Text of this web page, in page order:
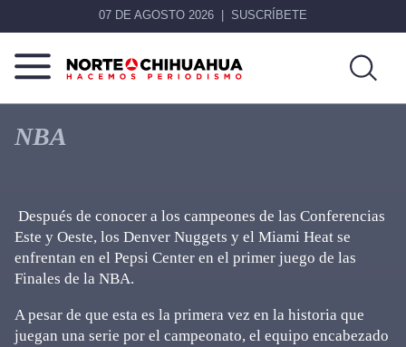
07 DE AGOSTO 2026 SUSCRÍBETE
Norte
Chihuahua
Más
noticias,
NBA
Después de conocer a los campeones de las Conferencias
Este y Oeste, los Denver Nuggets y el Miami Heat se
enfrentan en el Pepsi Center en el primer juego de las
Finales de la NBA.
A pesar de que esta es la primera vez en la historia que
juegan una serie por el campeonato, el equipo encabezado